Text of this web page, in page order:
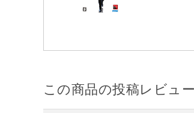
この商品の投稿レビュー